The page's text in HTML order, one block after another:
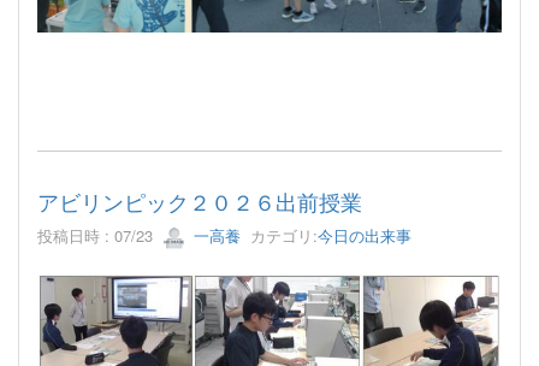
アビリンピック２０２６出前授業
投稿日時 : 07/23 一高養 カテゴリ:今日の出来事